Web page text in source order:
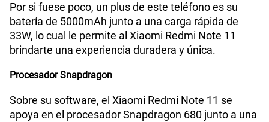
Por si fuese poco, un plus de este teléfono es su
batería de 5000mAh junto a una carga rápida de
33W, lo cual le permite al Xiaomi Redmi Note 11
brindarte una experiencia duradera y única.
Procesador Snapdragon
Sobre su software, el Xiaomi Redmi Note 11 se
apoya en el procesador Snapdragon 680 junto a una